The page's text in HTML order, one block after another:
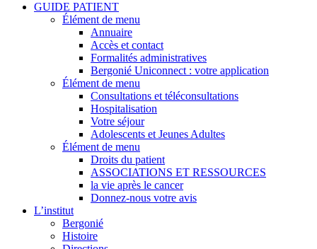
GUIDE PATIENT
Élément de menu
Annuaire
Accès et contact
Formalités administratives
Bergonié Uniconnect : votre application
Élément de menu
Consultations et téléconsultations
Hospitalisation
Votre séjour
Adolescents et Jeunes Adultes
Élément de menu
Droits du patient
ASSOCIATIONS ET RESSOURCES
la vie après le cancer
Donnez-nous votre avis
L’institut
Bergonié
Histoire